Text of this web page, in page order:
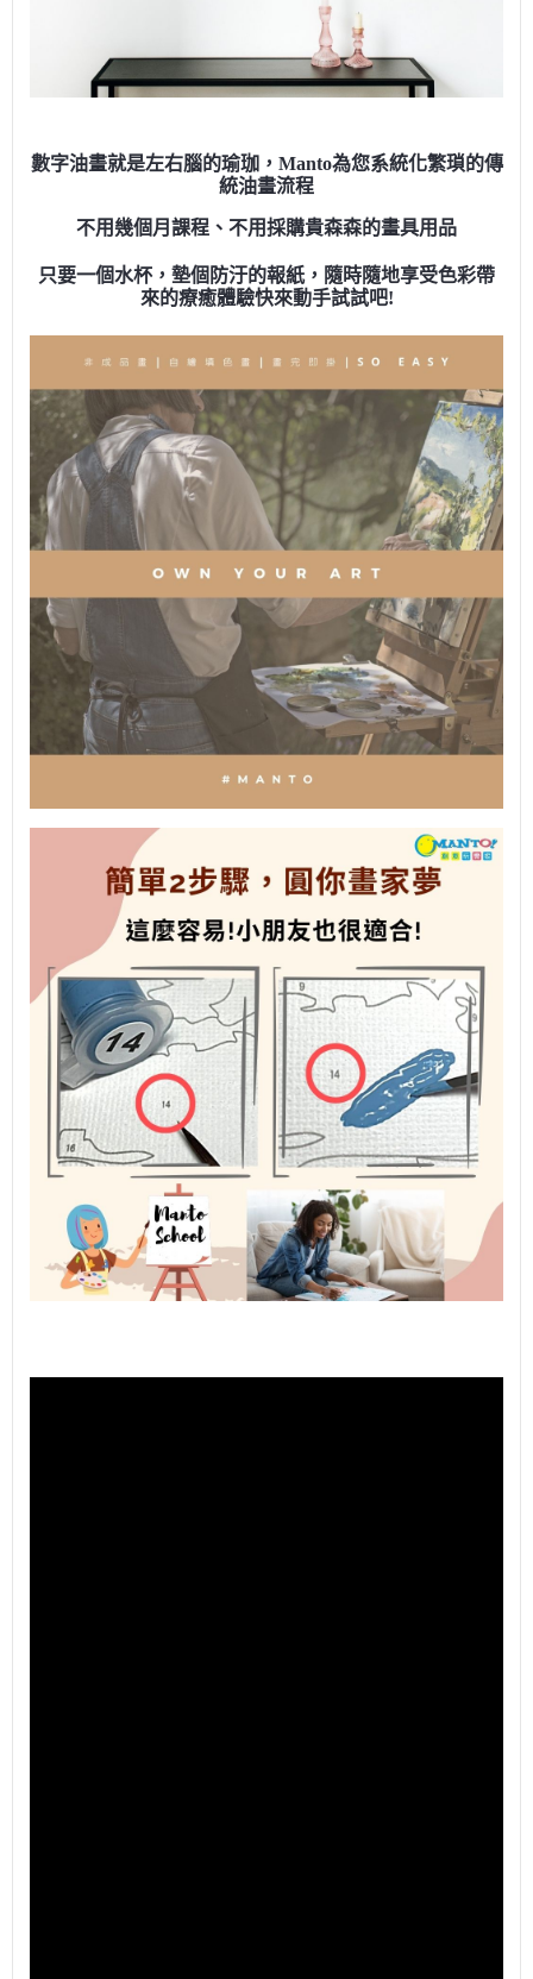
數字油畫就是左右腦的瑜珈，Manto為您系統化繁瑣的傳
統油畫流程
不用幾個月課程、不用採購貴森森的畫具用品
只要一個水杯，墊個防汙的報紙，隨時隨地享受色彩帶
來的療癒體驗快來動手試試吧!